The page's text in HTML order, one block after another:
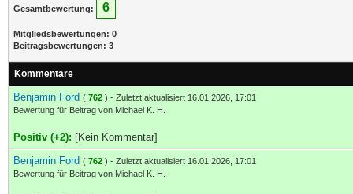
Gesamtbewertung: 6
Mitgliedsbewertungen: 0
Beitragsbewertungen: 3
Kommentare
Benjamin Ford ( 762 ) - Zuletzt aktualisiert 16.01.2026, 17:01
Bewertung für Beitrag von Michael K. H.
Positiv (+2): [Kein Kommentar]
Benjamin Ford ( 762 ) - Zuletzt aktualisiert 16.01.2026, 17:01
Bewertung für Beitrag von Michael K. H.